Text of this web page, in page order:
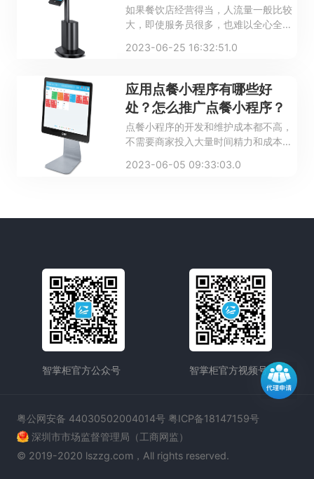
如果餐饮店经营得当，人流量一般比较
大，即使服务员很多，也难以全心全意
等待很长时间才能点餐。于是不少餐厅
门店的点餐效率。那么点餐小程序有哪
些模式？为什么要开通点餐小程序？
2023-06-25 16:32:51.0
应用点餐小程序有哪些好
处？怎么推广点餐小程序？
点餐小程序的开发和维护成本都不高，
不需要商家投入大量时间精力和成本去
功能，还包含更高阶的营销功能等，能
程序有哪些好处，以及怎么推广点餐小
2023-06-05 09:33:03.0
智掌柜官方公众号 智掌柜官方视频号
粤公网安备 44030502004014号 粤ICP备18147159号
深圳市市场监督管理局（工商网监）
© 2019-2020 lszzg.com，All rights reserved.